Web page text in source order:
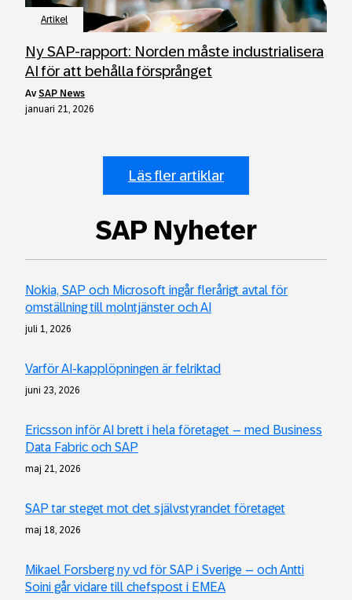
Artikel
Ny SAP-rapport: Norden måste industrialisera
AI för att behålla försprånget
avSAP News
januari 21, 2026
Läs fler artiklar
SAP Nyheter
Nokia, SAP och Microsoft ingår flerårigt avtal för
omställning till molntjänster och AI
juli 1, 2026
Varför AI‑kapplöpningen är felriktad
juni 23, 2026
Ericsson inför AI brett i hela företaget – med Business
Data Fabric och SAP
maj 21, 2026
SAP tar steget mot det självstyrandet företaget
maj 18, 2026
Mikael Forsberg ny vd för SAP i Sverige – och Antti
Soini går vidare till chefspost i EMEA